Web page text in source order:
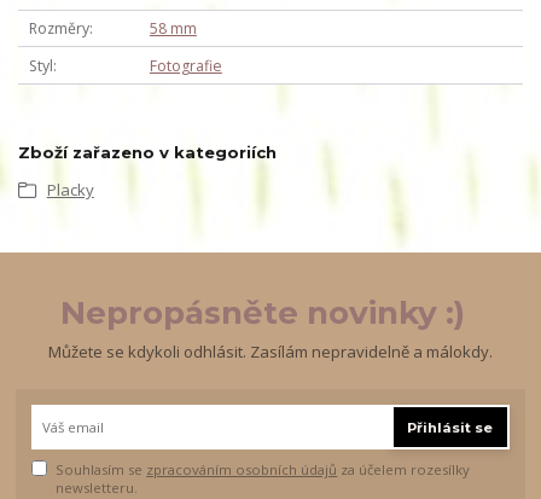
Rozměry
58 mm
Styl
Fotografie
Zboží zařazeno v kategoriích
Placky
Nepropásněte novinky :)
Můžete se kdykoli odhlásit. Zasílám nepravidelně a málokdy.
Přihlásit se
Souhlasím se zpracováním osobních údajů za účelem rozesílky
newsletteru.